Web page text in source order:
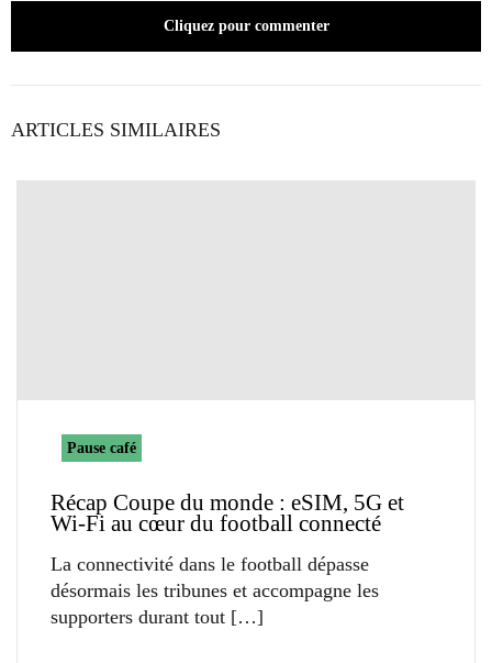
Cliquez pour commenter
ARTICLES SIMILAIRES
Pause café
Récap Coupe du monde : eSIM, 5G et
Wi-Fi au cœur du football connecté
La connectivité dans le football dépasse
désormais les tribunes et accompagne les
supporters durant tout